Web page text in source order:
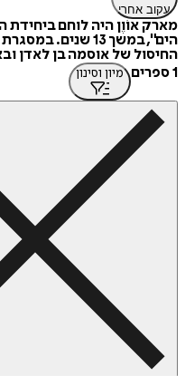
עקוב אחרי
מארק אוֹוֶן היה לוחם ביחידת
הים", במשך 13
החיסול של אוסמה בן לאדן
1 ספרים
מיון וסינון